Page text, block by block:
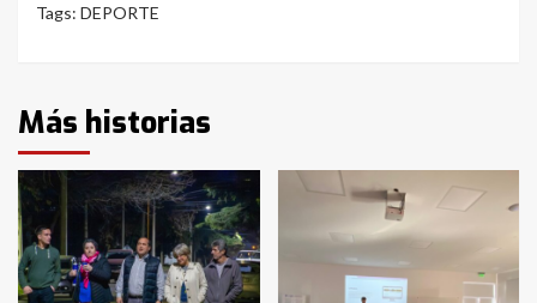
Tags: DEPORTE
Más historias